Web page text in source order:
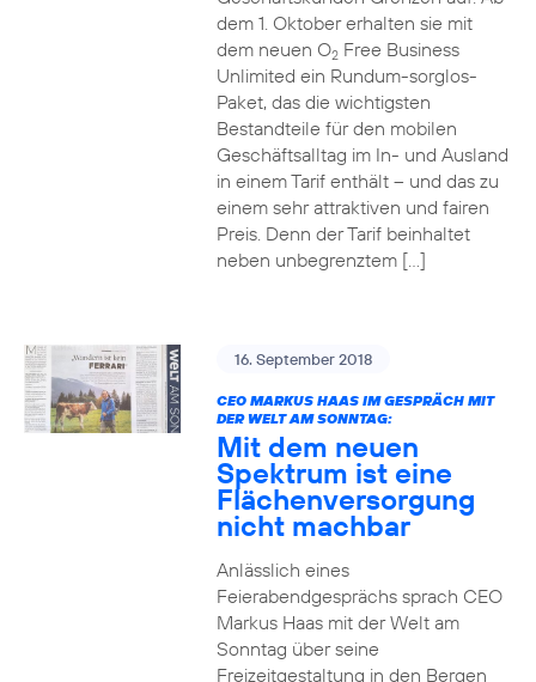
dem 1. Oktober erhalten sie mit
dem neuen O2Free Business
Unlimited ein Rundum-sorglos-
Paket, das die wichtigsten
Bestandteile für den mobilen
Geschäftsalltag im In- und Ausland
in einem Tarif enthält – und das zu
einem sehr attraktiven und fairen
Preis. Denn der Tarif beinhaltet
neben unbegrenztem […]
16. September 2018
CEO MARKUS HAAS IM GESPRÄCH MIT
DER WELT AM SONNTAG:
Mit dem neuen
Spektrum ist eine
Flächenversorgung
nicht machbar
Anlässlich eines
Feierabendgesprächs sprach CEO
Markus Haas mit der Welt am
Sonntag über seine
Freizeitgestaltung in den Bergen